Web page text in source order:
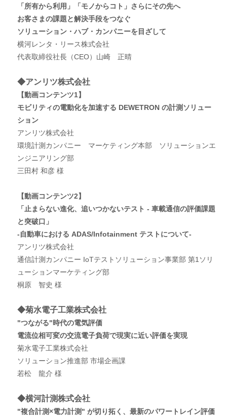
「所有から利用」「モノからコト」さらにその先へ
お客さまの課題と解決手段をつなぐ
ソリューション・ハブ・カンパニーを目ざして
横河レンタ・リース株式会社
代表取締役社長（CEO）山崎 正晴
◆アンリツ株式会社
【動画コンテンツ1】
モビリティの電動化を加速する DEWETRON の計測ソリュー
ション
アンリツ株式会社
環境計測カンパニー マーケティング本部 ソリューションエ
ンジニアリング部
三田村 和彦 様
【動画コンテンツ2】
「止まらない進化、追いつかないテスト - 車載通信の評価課題
と突破口」
-自動車における ADAS/Infotainment テストについて-
アンリツ株式会社
通信計測カンパニー IoTテストソリューション事業部 第1ソリ
ューションマーケティング部
桐原 智史 様
◆菊水電子工業株式会社
"つながる"時代の電気評価
電流位相可変の交流電子負荷で現実に近い評価を実現
菊水電子工業株式会社
ソリューション推進部 市場企画課
若松 龍介 様
◆横河計測株式会社
"複合計測×電力計測" が切り拓く、最新のパワートレイン評価